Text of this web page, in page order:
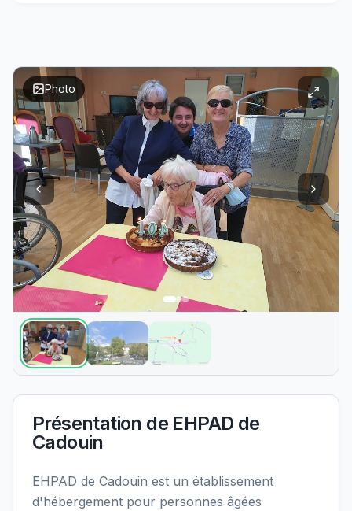
Photo
Présentation de EHPAD de
Cadouin
EHPAD de Cadouin est un établissement
d'hébergement pour personnes âgées